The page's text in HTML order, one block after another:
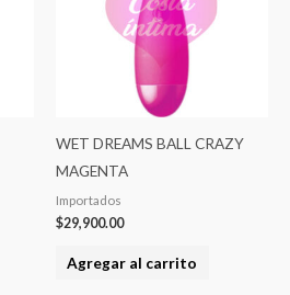
WET DREAMS BALL CRAZY
MAGENTA
Importados
$29,900.00
Agregar al carrito